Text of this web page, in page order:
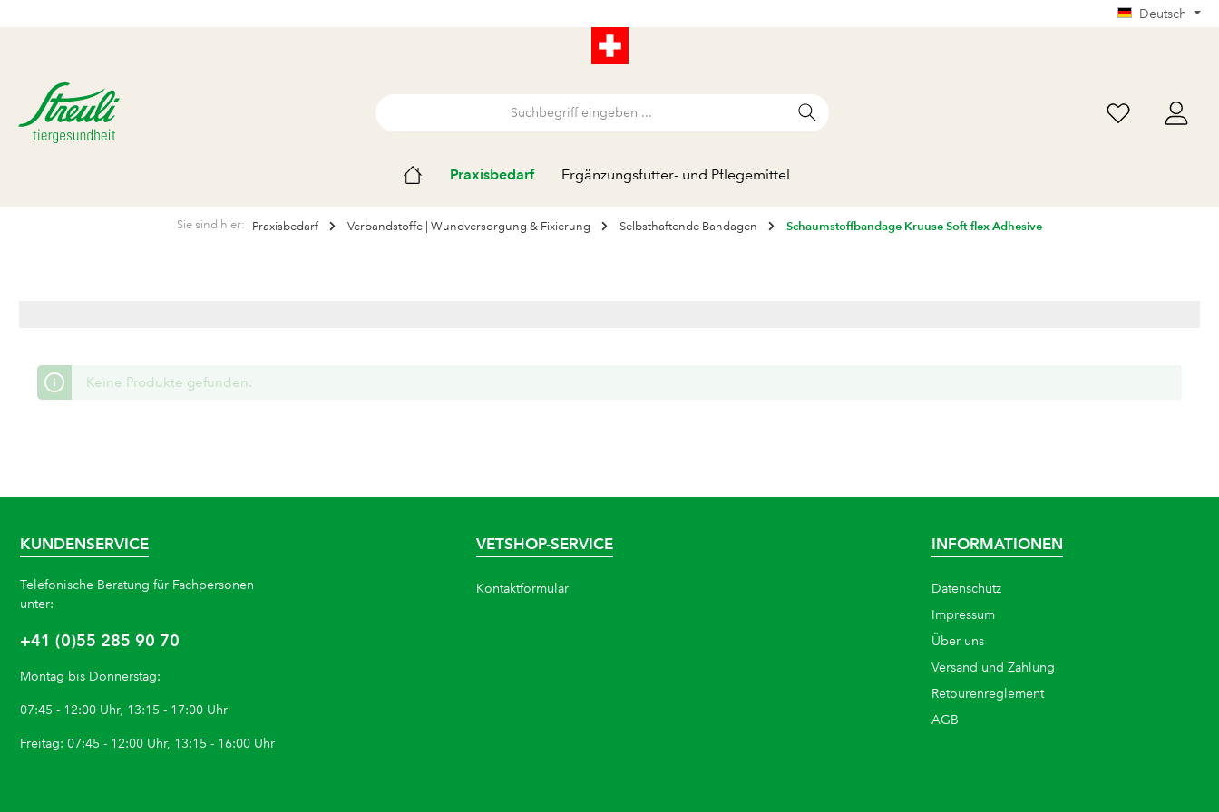
Deutsch
Praxisbedarf Ergänzungsfutter- und Pflegemittel
Sie sind hier: Praxisbedarf Verbandstoffe | Wundversorgung & Fixierung Selbsthaftende Bandagen Schaumstoffbandage Kruuse Soft-flex Adhesive
Keine Produkte gefunden.
KUNDENSERVICE
Telefonische Beratung für Fachpersonen
unter:
+41 (0)55 285 90 70
Montag bis Donnerstag:
07:45 - 12:00 Uhr, 13:15 - 17:00 Uhr
Freitag: 07:45 - 12:00 Uhr, 13:15 - 16:00 Uhr
VETSHOP-SERVICE
Kontaktformular
INFORMATIONEN
Datenschutz
Impressum
Über uns
Versand und Zahlung
Retourenreglement
AGB